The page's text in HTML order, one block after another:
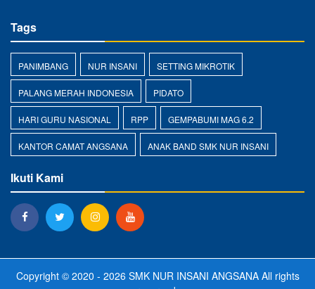
Tags
PANIMBANG NUR INSANI SETTING MIKROTIK
PALANG MERAH INDONESIA PIDATO
HARI GURU NASIONAL RPP GEMPABUMI MAG 6.2
KANTOR CAMAT ANGSANA ANAK BAND SMK NUR INSANI
Ikuti Kami
Copyright © 2020 - 2026 SMK NUR INSANI ANGSANAAll rights